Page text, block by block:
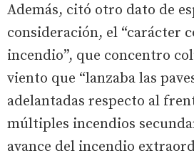
Además, citó otro dato de
consideración, el “carácter
incendio”, que concentro
viento que “lanzaba las
adelantadas respecto al
múltiples incendios
avance del incendio